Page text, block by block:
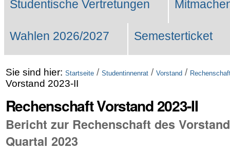
Studentische Vertretungen
Wahlen 2026/2027 Semesterticket
Sie sind hier: Startseite / Studentinnenrat / Vorstand /
Vorstand 2023-II
Rechenschaft Vorstand 2023-II
Bericht zur Rechenschaft des
Quartal 2023